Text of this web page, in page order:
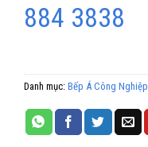
884 3838
Danh mục: Bếp Á Công Nghiệp